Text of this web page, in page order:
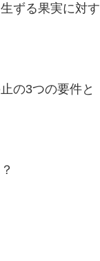
ずる果実に対す
の3つの要件と